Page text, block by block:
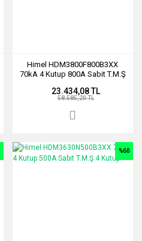
Himel HDM3800F800B3XX
70kA 4 Kutup 800A Sabit T.M.Ş
23.434,08 TL
58.585,20 TL
%60